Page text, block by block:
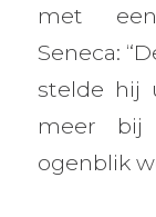
met
Seneca:
stelde hij
meer
ogenblik